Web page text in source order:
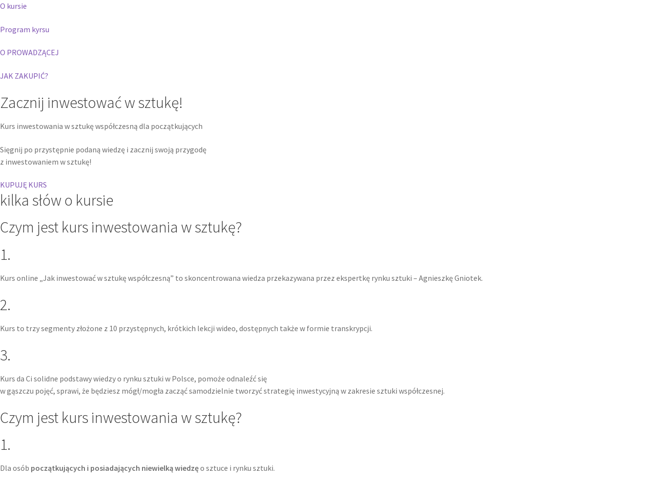
O kursie
Program kyrsu
O PROWADZĄCEJ
JAK ZAKUPIĆ?
Zacznij inwestować w sztukę!
Kurs inwestowania w sztukę współczesną dla początkujących
Sięgnij po przystępnie podaną wiedzę i zacznij swoją przygodę
z inwestowaniem w sztukę!
KUPUJĘ KURS
kilka słów o kursie
Czym jest kurs inwestowania w sztukę?
1.
Kurs online „Jak inwestować w sztukę współczesną” to skoncentrowana wiedza przekazywana przez ekspertkę rynku sztuki – Agnieszkę Gniotek.
2.
Kurs to trzy segmenty złożone z 10 przystępnych, krótkich lekcji wideo, dostępnych także w formie transkrypcji.
3.
Kurs da Ci solidne podstawy wiedzy o rynku sztuki w Polsce, pomoże odnaleźć się
w gąszczu pojęć, sprawi, że będziesz mógł/mogła zacząć samodzielnie tworzyć strategię inwestycyjną w zakresie sztuki współczesnej.
Czym jest kurs inwestowania w sztukę?
1.
Dla osób początkujących i posiadających niewielką wiedzęo sztuce i rynku sztuki.